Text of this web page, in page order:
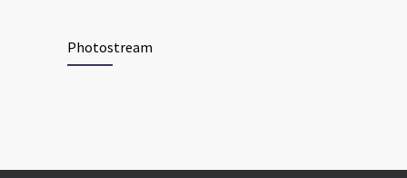
junio 2021)
años
Photostream